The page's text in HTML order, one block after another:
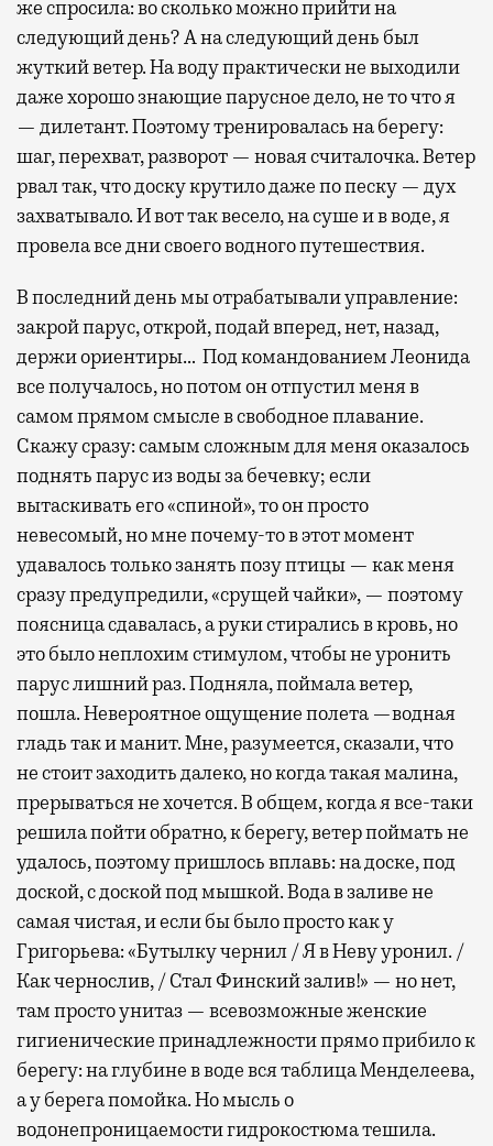
же спросила: во сколько можно прийти на
следующий день? А на следующий день был
жуткий ветер. На воду практически не выходили
даже хорошо знающие парусное дело, не то что я
— дилетант. Поэтому тренировалась на берегу:
шаг, перехват, разворот — новая считалочка. Ветер
рвал так, что доску крутило даже по песку — дух
захватывало. И вот так весело, на суше и в воде, я
провела все дни своего водного путешествия.
В последний день мы отрабатывали управление:
закрой парус, открой, подай вперед, нет, назад,
держи ориентиры… Под командованием Леонида
все получалось, но потом он отпустил меня в
самом прямом смысле в свободное плавание.
Скажу сразу: самым сложным для меня оказалось
поднять парус из воды за бечевку; если
вытаскивать его «спиной», то он просто
невесомый, но мне почему-то в этот момент
удавалось только занять позу птицы — как меня
сразу предупредили, «срущей чайки», — поэтому
поясница сдавалась, а руки стирались в кровь, но
это было неплохим стимулом, чтобы не уронить
парус лишний раз. Подняла, поймала ветер,
пошла. Невероятное ощущение полета —водная
гладь так и манит. Мне, разумеется, сказали, что
не стоит заходить далеко, но когда такая малина,
прерываться не хочется. В общем, когда я все-таки
решила пойти обратно, к берегу, ветер поймать не
удалось, поэтому пришлось вплавь: на доске, под
доской, с доской под мышкой. Вода в заливе не
самая чистая, и если бы было просто как у
Григорьева: «Бутылку чернил / Я в Неву уронил. /
Как чернослив, / Стал Финский залив!» — но нет,
там просто унитаз — всевозможные женские
гигиенические принадлежности прямо прибило к
берегу: на глубине в воде вся таблица Менделеева,
а у берега помойка. Но мысль о
водонепроницаемости гидрокостюма тешила.